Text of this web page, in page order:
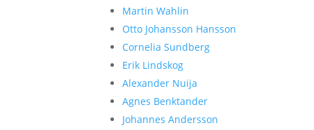
Martin Wahlin
Otto Johansson Hansson
Cornelia Sundberg
Erik Lindskog
Alexander Nuija
Agnes Benktander
Johannes Andersson